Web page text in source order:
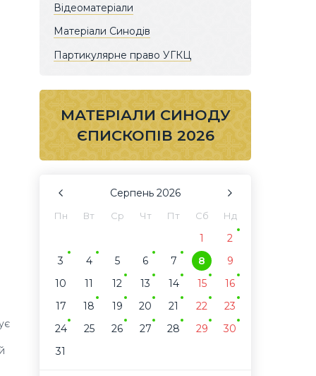
Відеоматеріали
Матеріали Синодів
Партикулярне право УГКЦ
МАТЕРІАЛИ СИНОДУ
ЄПИСКОПІВ 2026
Серпень 2026
Пн Вт Ср Чт Пт Сб Нд
1
2
3
4 5 6 7 8
9
10
11 12 13 14 15
16
17
18 19 20 21 22
23
24
25 26 27 28 29
30
31